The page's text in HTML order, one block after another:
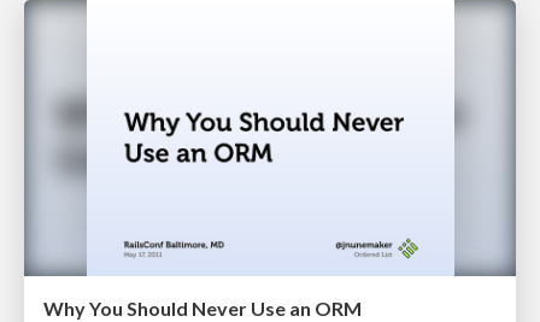
Why You Should Never Use an ORM